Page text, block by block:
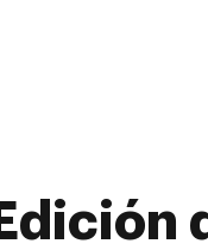
Edición